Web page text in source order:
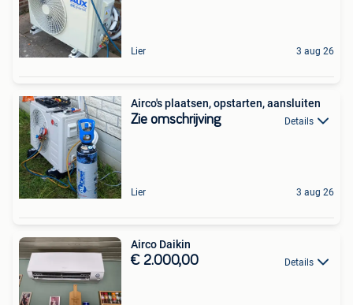
Lier 3 aug 26
Airco's plaatsen, opstarten, aansluiten
Zie omschrijving Details
Lier 3 aug 26
Airco Daikin
€ 2.000,00 Details